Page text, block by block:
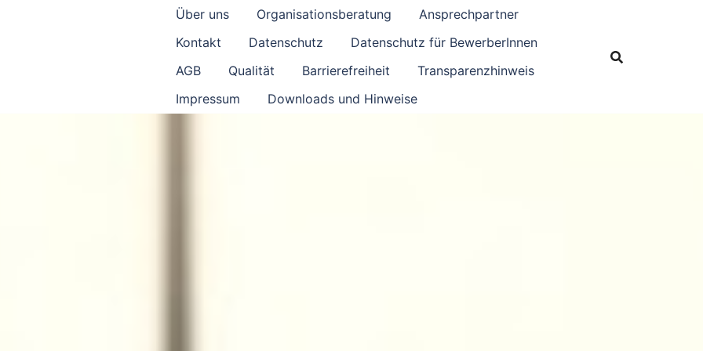
Über uns Organisationsberatung
Ansprechpartner
Kontakt
Datenschutz
Datenschutz für BewerberInnen
AGB
Qualität Barrierefreiheit
Transparenzhinweis
Impressum
Downloads und Hinweise